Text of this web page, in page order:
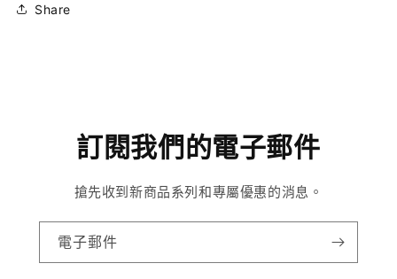
Share
訂閱我們的電子郵件
搶先收到新商品系列和專屬優惠的消息。
電子郵件